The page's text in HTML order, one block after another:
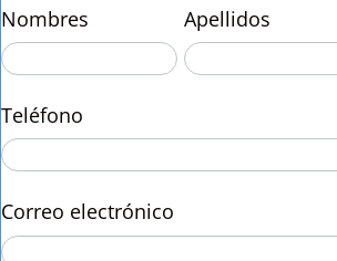
Formulario
Web
Nombres Apellidos
Teléfono
Correo electrónico